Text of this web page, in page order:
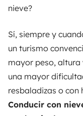
nieve?
Sí, siempre y
un turismo
mayor peso,
una mayor
resbaladizas o con
Conducir con